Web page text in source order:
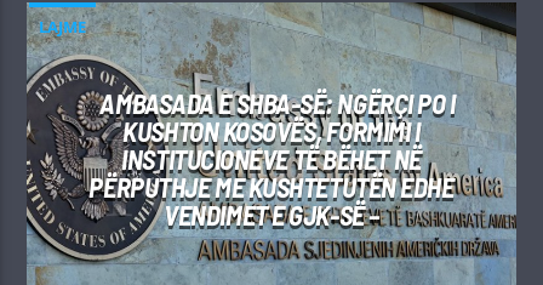
LAJME
AMBASADA E SHBA-SË: NGËRÇI PO I
KUSHTON KOSOVËS, FORMIMI I
INSTITUCIONEVE TË BËHET NË
PËRPUTHJE ME KUSHTETUTËN EDHE
VENDIMET E GJK-SË –